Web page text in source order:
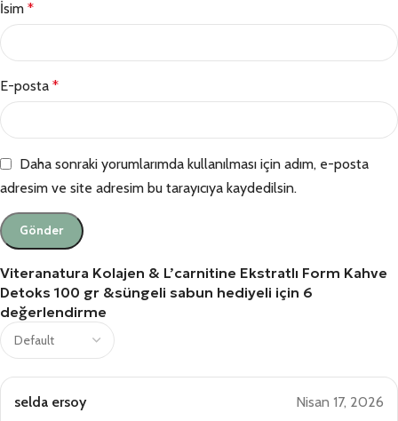
Viteranatura Kolajen & L’carnitine Ekstratlı Form Kahve
Detoks 100 gr &süngeli sabun hediyeli için 6
değerlendirme
selda ersoy Nisan 17, 2026
İsim *
E-posta *
Daha sonraki yorumlarımda kullanılması için adım, e-posta
adresim ve site adresim bu tarayıcıya kaydedilsin.